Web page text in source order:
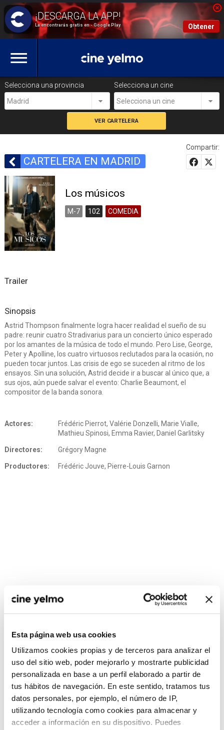
La encontrarás gratis en - Google Play Obtener
Esta página web usa cookies
Utilizamos cookies propias y de terceros para analizar el
uso del sitio web, poder mejorarlo y mostrarte publicidad
personalizada en base a un perfil elaborado a partir de
tus hábitos de navegación. En este sentido, tratamos tus
datos personales, por ejemplo, el número de IP,
utilizando tecnología como cookies para almacenar y
acceder a información en su dispositivo. Puedes
Selecciona una provincia
Madrid
Selecciona un cine
Selecciona un cine
CARTELERA EN MADRID
Compartir:
Los músicos
M-7 102 COMEDIA
Trailer
Sinopsis
Astrid Thompson finalmente logra hacer realidad el sueño de su
padre: reunir cuatro Stradivarius para un concierto único esperado
por los amantes de la música de todo el mundo. Pero Lise, George,
Peter y Apolline, los cuatro virtuosos reclutados para la ocasión, no
pueden tocar juntos. Las crisis de ego se suceden al ritmo de los
ensayos. Sin una solución, Astrid decide ir a buscar al único que, a
sus ojos, aún puede salvar el evento: Charlie Beaumont, el
compositor de la banda sonora.
Actores:
Frédéric Pierrot, Valérie Donzelli, Marie Vialle,
Mathieu Spinosi, Emma Ravier, Daniel Garlitsky
Directores: Grégory Magne
Productores: Frédéric Jouve, Pierre-Louis Garnon
CONSULTA MÁS HORARIOS
:(
No hay películas con el
criterio de búsqueda
seleccionado.